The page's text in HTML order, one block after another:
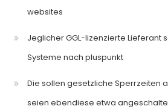
websites
Jeglicher GGL-lizenzierte Lieferant
Systeme nach pluspunkt
Die sollen gesetzliche Sperrzeiten
seien ebendiese etwa